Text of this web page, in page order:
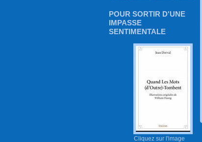
POUR SORTIR D'UNE
IMPASSE
SENTIMENTALE
Cliquez sur l'image